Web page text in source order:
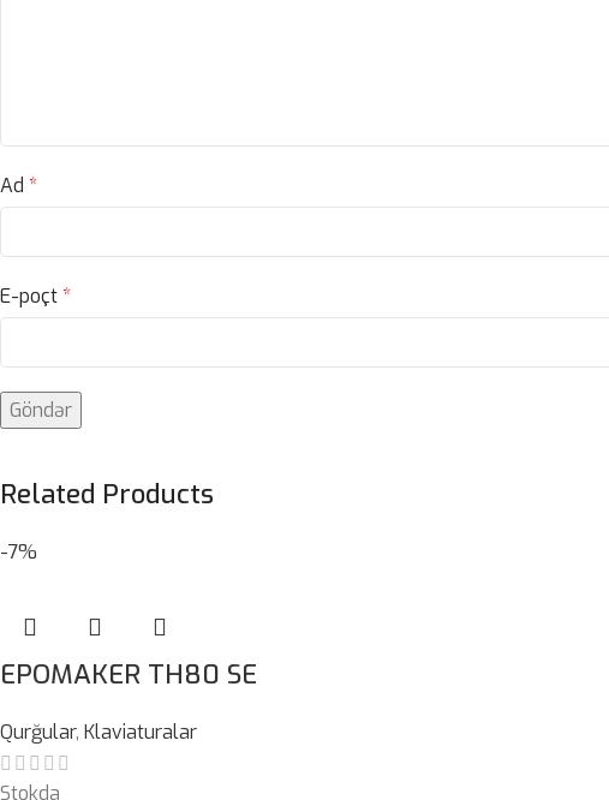
Ad *
E-poçt*
Related Products
-7%
EPOMAKER TH80 SE
Qurğular, Klaviaturalar
Stokda